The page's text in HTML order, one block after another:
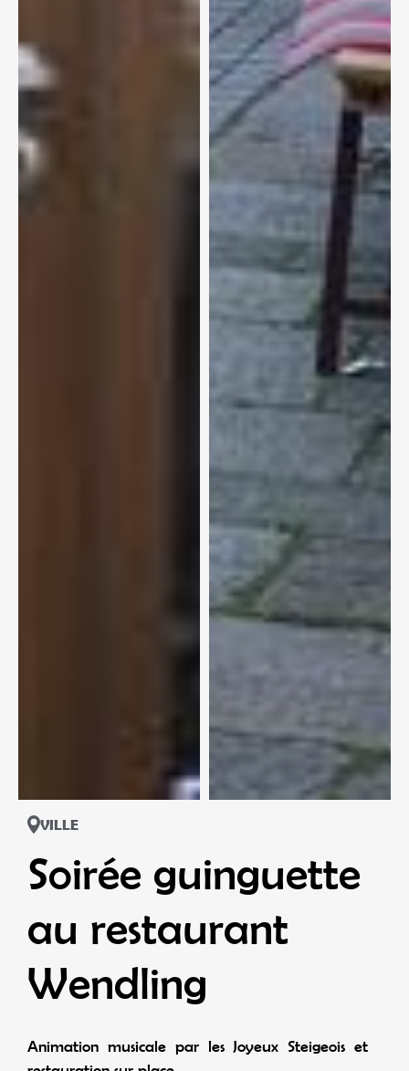
VILLE
Soirée guinguette
au restaurant
Wendling
Animation musicale par les Joyeux Steigeois et